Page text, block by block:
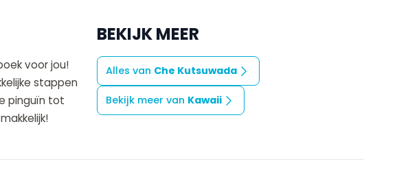
BEKIJK MEER
Alles van Che Kutsuwada
Bekijk meer van Kawaii
voor jou!
stappen
pinguïn tot